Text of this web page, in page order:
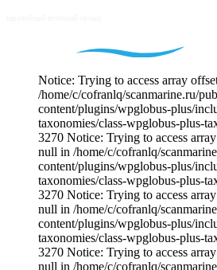
Notice: Trying to access array
/home/c/cofranlq/scanmarine.ru/
content/plugins/wpglobus-plus/
taxonomies/class-wpglobus-plus-
3270 Notice: Trying to access
null in /home/c/cofranlq/
content/plugins/wpglobus-plus/
taxonomies/class-wpglobus-plus-
3270 Notice: Trying to access
null in /home/c/cofranlq/
content/plugins/wpglobus-plus/
taxonomies/class-wpglobus-plus-
3270 Notice: Trying to access
null in /home/c/cofranlq/